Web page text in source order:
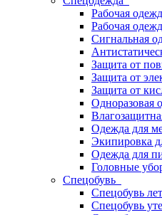
Рабочая
Рабочая
Сигнальная
Защита от
Защита от
Защита от
Одноразовая
Одежда для
Экипировка
Одежда для
Головные
Спецобувь
Спецобувь
Спецобувь